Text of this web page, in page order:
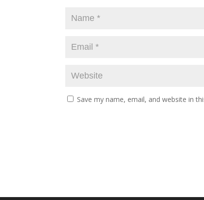
Save my name, email, and website in